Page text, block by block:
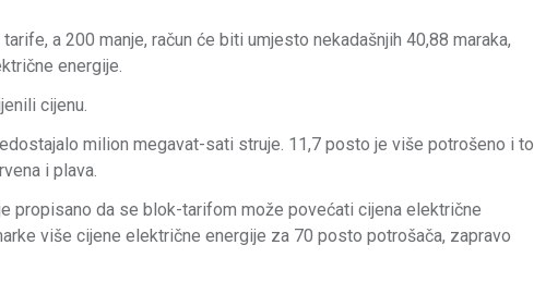
a 200 manje, račun će biti umjesto nekadašnjih 40,88 maraka,
energije.
cijenu.
milion megavat-sati struje. 11,7 posto je više potrošeno i to
i plava.
propisano da se blok-tarifom može povećati cijena električne
više cijene električne energije za 70 posto potrošača, zapravo